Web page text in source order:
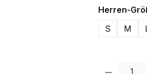
Herren-
S
M
Produkt